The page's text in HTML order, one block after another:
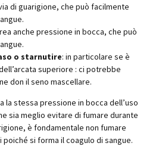
di guarigione, che può facilmente
anche pressione in bocca, che può
o starnutire: in particolare se è
superiore : ci potrebbe
don il seno mascellare.
la stessa pressione in bocca dell’uso
sia meglio evitare di fumare durante
è fondamentale non fumare
si forma il coagulo di sangue.